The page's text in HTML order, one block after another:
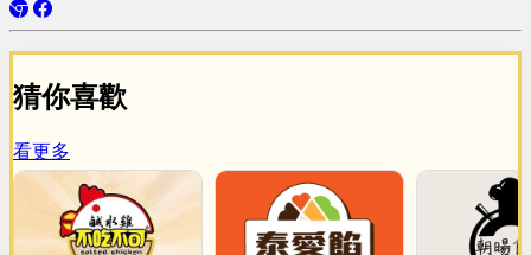
猜你喜歡
看更多